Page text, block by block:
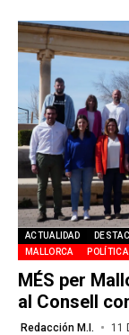
ACTUALIDAD
MALLORCA
POLÍTICA
MÉS per
al Consell
Redacción M.I. 11